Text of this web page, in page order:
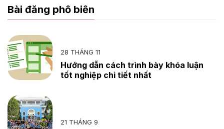
Bài đăng phổ biến
28 THÁNG 11
Hướng dẫn cách trình bày khóa luận
tốt nghiệp chi tiết nhất
21 THÁNG 9